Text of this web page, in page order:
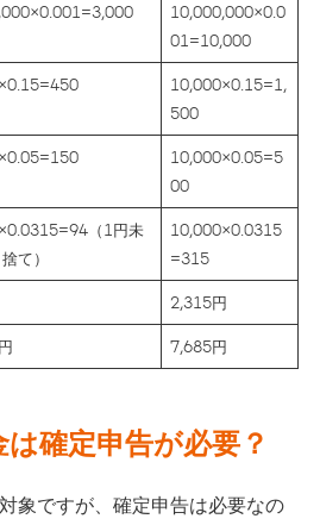
10,000,000×0.0
01=10,000
10,000×0.15=1,
500
10,000×0.05=5
00
（1円未
て）
10,000×0.0315
=315
2,315円
7,685円
確定申告が必要？
象ですが、確定申告は必要なの